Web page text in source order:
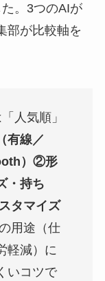
。3つのAIが
部が比較軸を
人気順」
有線／
）②形
・持ち
タマイズ
用途（仕
軽減）に
いコツで